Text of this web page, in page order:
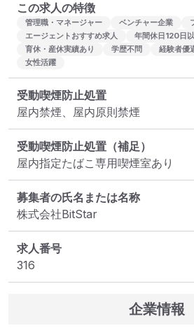
この求人の特徴
管理職・マネージャー ベンチャー企業
エージェントおすすめ求人
年間休日120日
育休・産休実績あり
学歴不問 経験者優
女性活躍
受動喫煙防止処置
屋内禁煙、屋内原則禁煙
受動喫煙防止処置（補足）
屋内指定たばこ専用喫煙室あり
募集者の氏名または名称
株式会社BitStar
求人番号
316
企業情報